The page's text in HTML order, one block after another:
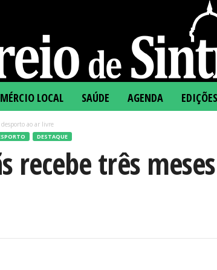
LOCAL SAÚDE AGENDA
desporto ao ar livre
DESTAQUE
recebe três